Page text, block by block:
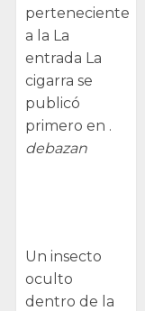
perteneciente
a la La
entrada La
cigarra se
publicó
primero en .
debazan
Un insecto
oculto
dentro de la